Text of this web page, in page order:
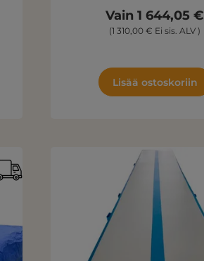
Vain 1 644,05 €
(1 310,00 € Ei sis. ALV )
Lisää ostoskoriin